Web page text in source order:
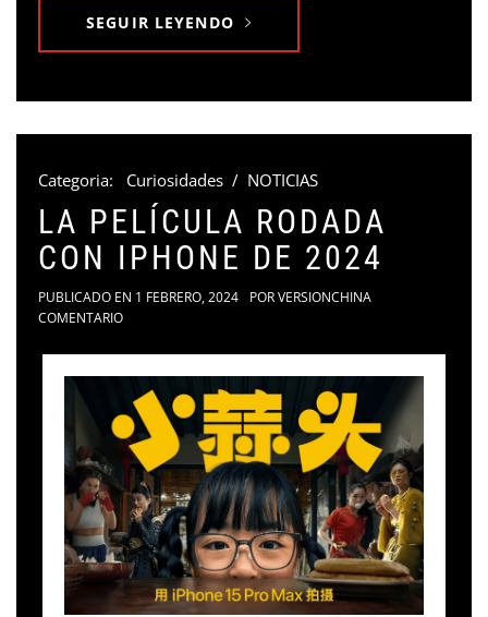
SEGUIR LEYENDO
Categoria: Curiosidades / NOTICIAS
LA PELÍCULA RODADA
CON IPHONE DE 2024
PUBLICADO EN 1 FEBRERO, 2024 PORVERSIONCHINA
COMENTARIO